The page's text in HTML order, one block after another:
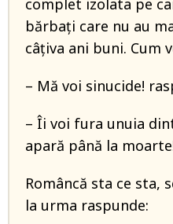
complet izolata pe
bărbați care nu au
câțiva ani buni. Cum
– Mă voi sinucide!
– Îi voi fura unuia
apară până la
Româncă sta ce sta,
la urma raspunde: